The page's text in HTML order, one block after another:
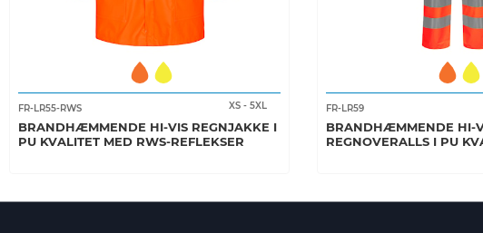
FR-LR55-RWS
BRANDHÆMMENDE HI-VIS REGNJAKKE I
PU KVALITET MED RWS-REFLEKSER
XS - 5XL FR-LR59
BRANDHÆMMENDE HI-
REGNOVERALLS I PU